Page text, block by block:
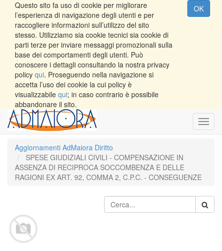
Questo sito fa uso di cookie per migliorare
l’esperienza di navigazione degli utenti e per
raccogliere informazioni sull’utilizzo del sito
stesso. Utilizziamo sia cookie tecnici sia cookie di
parti terze per inviare messaggi promozionali sulla
base dei comportamenti degli utenti. Può
conoscere i dettagli consultando la nostra privacy
policy qui. Proseguendo nella navigazione si
accetta l’uso dei cookie la cui policy è
visualizzabile qui; in caso contrario è possibile
abbandonare il sito.
OK
Aggiornamenti AdMaiora Diritto
SPESE GIUDIZIALI CIVILI - COMPENSAZIONE IN
ASSENZA DI RECIPROCA SOCCOMBENZA E DELLE
RAGIONI EX ART. 92, COMMA 2, C.P.C. - CONSEGUENZE